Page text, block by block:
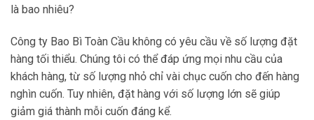
là bao nhiêu?
Công ty Bao Bì Toàn Cầu không có yêu cầu về số lượng đặt
hàng tối thiểu. Chúng tôi có thể đáp ứng mọi nhu cầu của
khách hàng, từ số lượng nhỏ chỉ vài chục cuốn cho đến hàng
nghìn cuốn. Tuy nhiên, đặt hàng với số lượng lớn sẽ giúp
giảm giá thành mỗi cuốn đáng kể.